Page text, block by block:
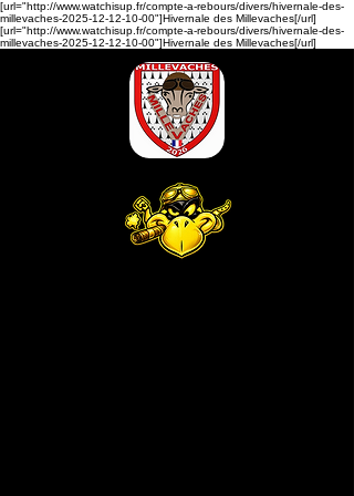
[url="http://www.watchisup.fr/compte-a-rebours/divers/hivernale-des-
millevaches-2025-12-12-10-00"]Hivernale des Millevaches[/url]
[url="http://www.watchisup.fr/compte-a-rebours/divers/hivernale-des-
millevaches-2025-12-12-10-00"]Hivernale des Millevaches[/url]